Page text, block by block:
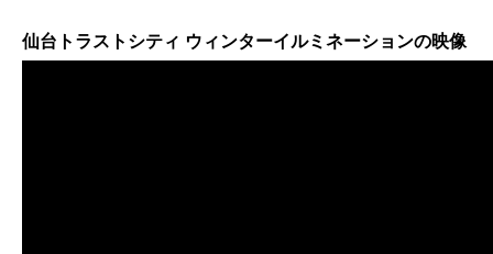
仙台トラストシティ ウィンターイルミネーションの映像